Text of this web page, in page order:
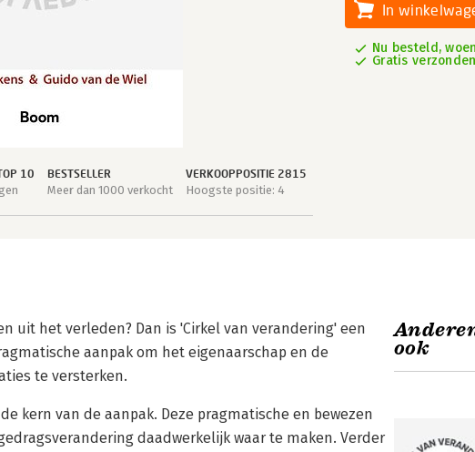
10
BESTSELLER
Meer dan 1000 verkocht
VERKOOPPOSITIE 2815
Hoogste positie: 4
In
Nu besteld,
Gratis verzonden
uit het verleden? Dan is 'Cirkel van verandering' een
aanpak om het eigenaarschap en de
te versterken.
kern van de aanpak. Deze pragmatische en bewezen
daadwerkelijk waar te maken. Verder
ook